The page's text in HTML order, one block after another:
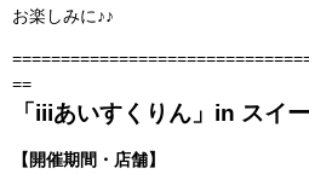
お楽しみに♪♪
==
「iiiあいすくりん」in スイ
【開催期間・店舗】